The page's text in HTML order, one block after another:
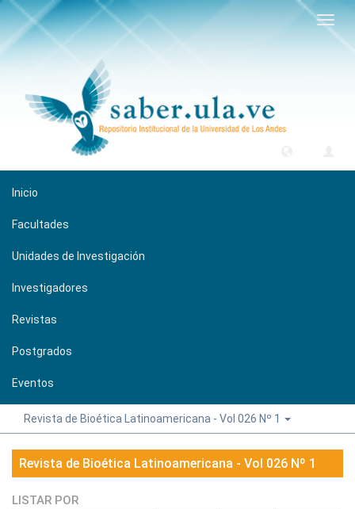
Inicio
Facultades
Unidades de Investigación
Investigadores
Revistas
Postgrados
Eventos
Revista de Bioética Latinoamericana - Vol 026 Nº 1
Revista de Bioética Latinoamericana - Vol 026 Nº 1
LISTAR POR